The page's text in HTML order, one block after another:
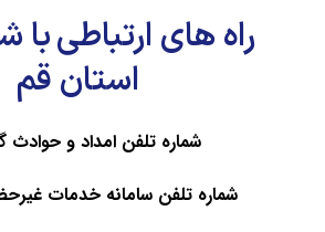
۱
راه های ارتباطی با
استان قم
شماره تلفن امداد و حوادث گاز:
شماره تلفن سامانه خدمات